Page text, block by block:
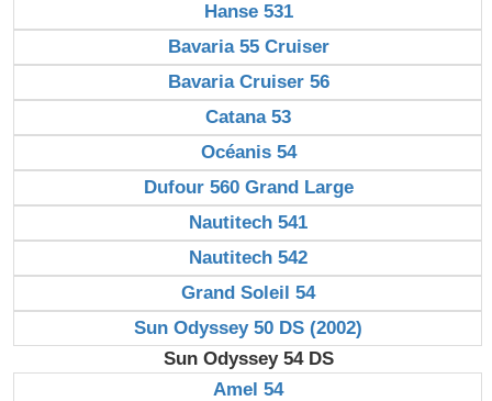
Hanse 531
Bavaria 55 Cruiser
Bavaria Cruiser 56
Catana 53
Océanis 54
Dufour 560 Grand Large
Nautitech 541
Nautitech 542
Grand Soleil 54
Sun Odyssey 50 DS (2002)
Sun Odyssey 54 DS
Amel 54